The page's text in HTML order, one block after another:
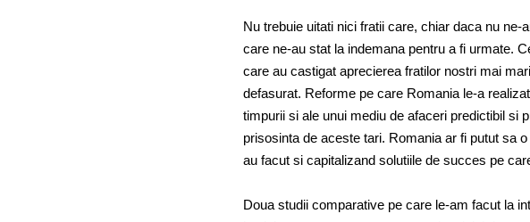
Nu trebuie uitati nici fratii care, chiar daca nu
care ne-au stat la indemana pentru a fi urmate.
care au castigat aprecierea fratilor nostri mai
defasurat. Reforme pe care Romania le-a
timpurii si ale unui mediu de afaceri predictibil si
prisosinta de aceste tari. Romania ar fi putut sa
au facut si capitalizand solutiile de succes pe
Doua studii comparative pe care le-am facut la